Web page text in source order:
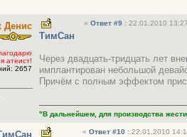
Денис
атеист!
2657
« Ответ #9 : 22.01.2010
ТимСан
Через двадцать-тридцать лет
имплантирован небольшой
Причём с полным эффектом
"В дальнейшем, для производства
« Ответ #10 : 22.01.2010